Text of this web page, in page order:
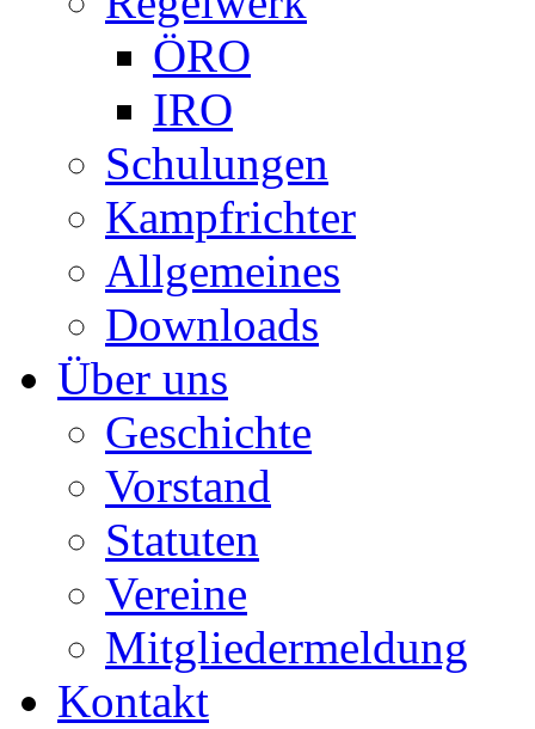
ÖRO
IRO
Schulungen
Kampfrichter
Allgemeines
Downloads
Über uns
Geschichte
Vorstand
Statuten
Vereine
Mitgliedermeldung
Kontakt